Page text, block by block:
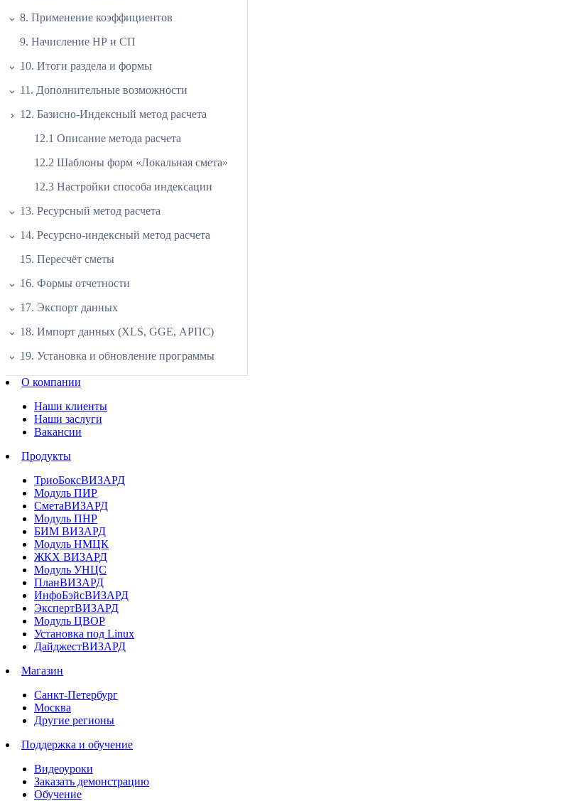
8. Применение коэффициентов
9. Начисление НР и СП
10. Итоги раздела и формы
11. Дополнительные возможности
12. Базисно-Индексный метод расчета
12.1 Описание метода расчета
12.2 Шаблоны форм «Локальная смета»
12.3 Настройки способа индексации
13. Ресурсный метод расчета
14. Ресурсно-индексный метод расчета
15. Пересчёт сметы
16. Формы отчетности
17. Экспорт данных
18. Импорт данных (XLS, GGE, АРПС)
19. Установка и обновление программы
О компании
Наши клиенты
Наши заслуги
Вакансии
Продукты
ТриоБоксВИЗАРД
Модуль ПИР
СметаВИЗАРД
Модуль ПНР
БИМ ВИЗАРД
Модуль НМЦК
ЖКХ ВИЗАРД
Модуль УНЦС
ПланВИЗАРД
ИнфоБэйсВИЗАРД
ЭкспертВИЗАРД
Модуль ЦВОР
Установка под Linux
ДайджестВИЗАРД
Магазин
Санкт-Петербург
Москва
Другие регионы
Поддержка и обучение
Видеоуроки
Заказать демонстрацию
Обучение